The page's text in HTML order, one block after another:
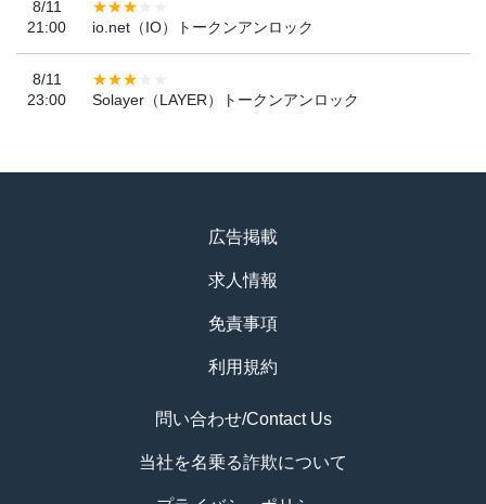
8/11
21:00
io.net（IO）トークンアンロック
8/11
23:00
Solayer（LAYER）トークンアンロック
広告掲載
求人情報
免責事項
利用規約
問い合わせ/Contact Us
当社を名乗る詐欺について